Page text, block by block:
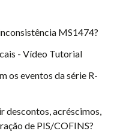
MS1474?
- Vídeo Tutorial
os eventos da série R-
descontos, acréscimos,
de PIS/COFINS?